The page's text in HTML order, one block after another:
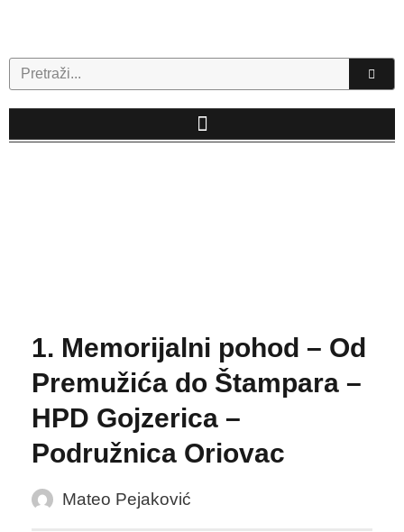
Search
1. Memorijalni pohod – Od
Premužića do Štampara –
HPD Gojzerica –
Podružnica Oriovac
Mateo Pejaković